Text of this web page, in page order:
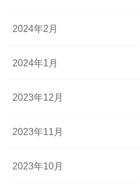
2024年2月
2024年1月
2023年12月
2023年11月
2023年10月